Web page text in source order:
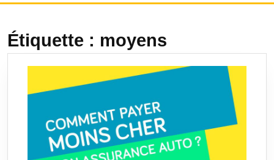
Étiquette : moyens